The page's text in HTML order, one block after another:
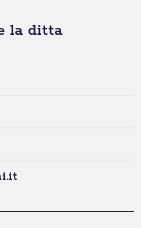
la ditta